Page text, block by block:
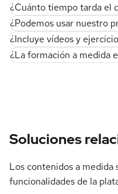
¿Cuánto tiempo tarda el
¿Podemos usar nuestro
¿Incluye vídeos y
¿La formación a medida
Soluciones
Los contenidos a
funcionalidades de la